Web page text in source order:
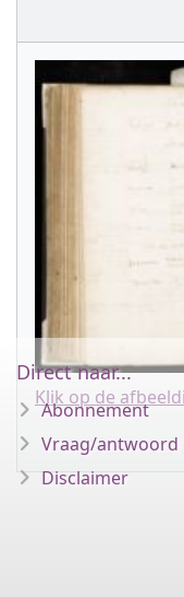
Klik op de
Direct naar...
Abonnement
Vraag/antwoord
Disclaimer